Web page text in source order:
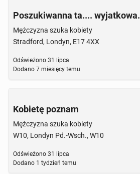
Poszukiwanna ta.... wyjatkowa.
Mężczyzna szuka kobiety
Stradford, Londyn, E17 4XX
Odświeżono 31 lipca
Dodano 7 miesięcy temu
Kobietę poznam
Mężczyzna szuka kobiety
W10, Londyn Pd.-Wsch., W10
Odświeżono 31 lipca
Dodano 1 tydzień temu